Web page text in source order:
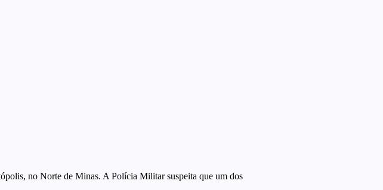
no Norte de Minas. A Polícia Militar suspeita que um dos